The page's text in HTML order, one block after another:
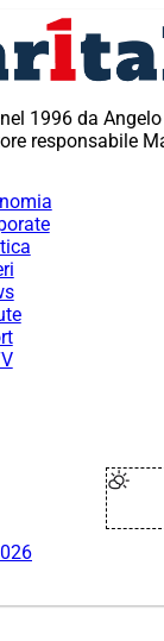
1996 da
responsabile